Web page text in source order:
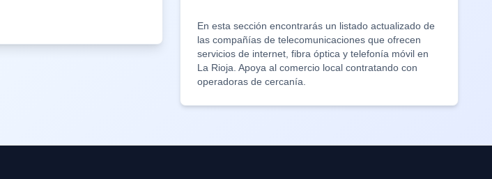
En esta sección encontrarás un listado actualizado de
las compañías de telecomunicaciones que ofrecen
servicios de internet, fibra óptica y telefonía móvil en
La Rioja . Apoya al comercio local contratando con
operadoras de cercanía.